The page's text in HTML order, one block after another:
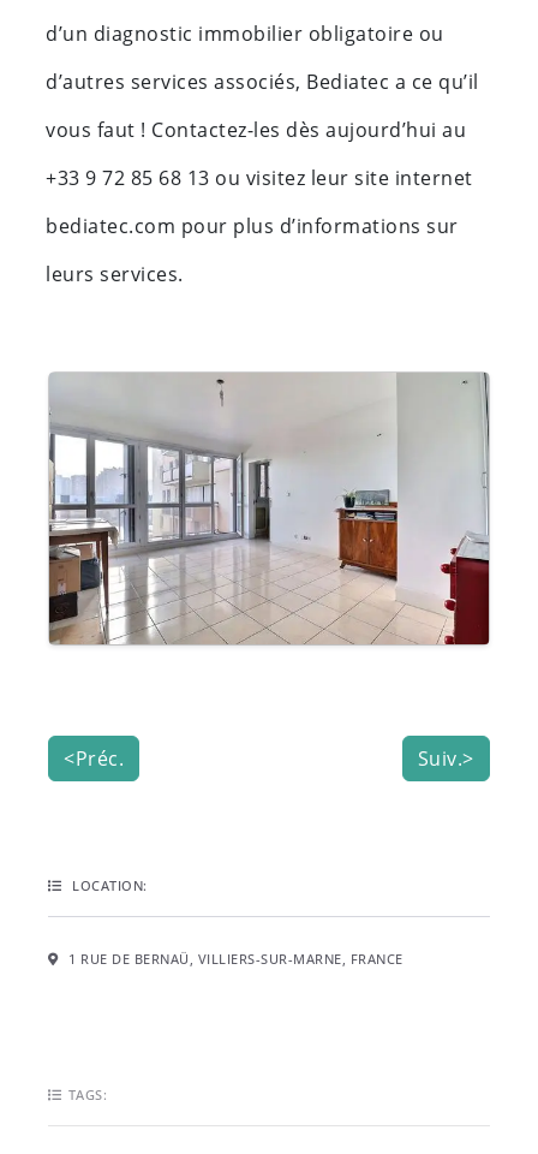
d’un diagnostic immobilier obligatoire ou
d’autres services associés, Bediatec a ce qu’il
vous faut ! Contactez-les dès aujourd’hui au
+33 9 72 85 68 13 ou visitez leur site internet
bediatec.com pour plus d’informations sur
leurs services.
<Préc. Suiv.>
LOCATION:
1 RUE DE BERNAÜ, VILLIERS-SUR-MARNE, FRANCE
TAGS: